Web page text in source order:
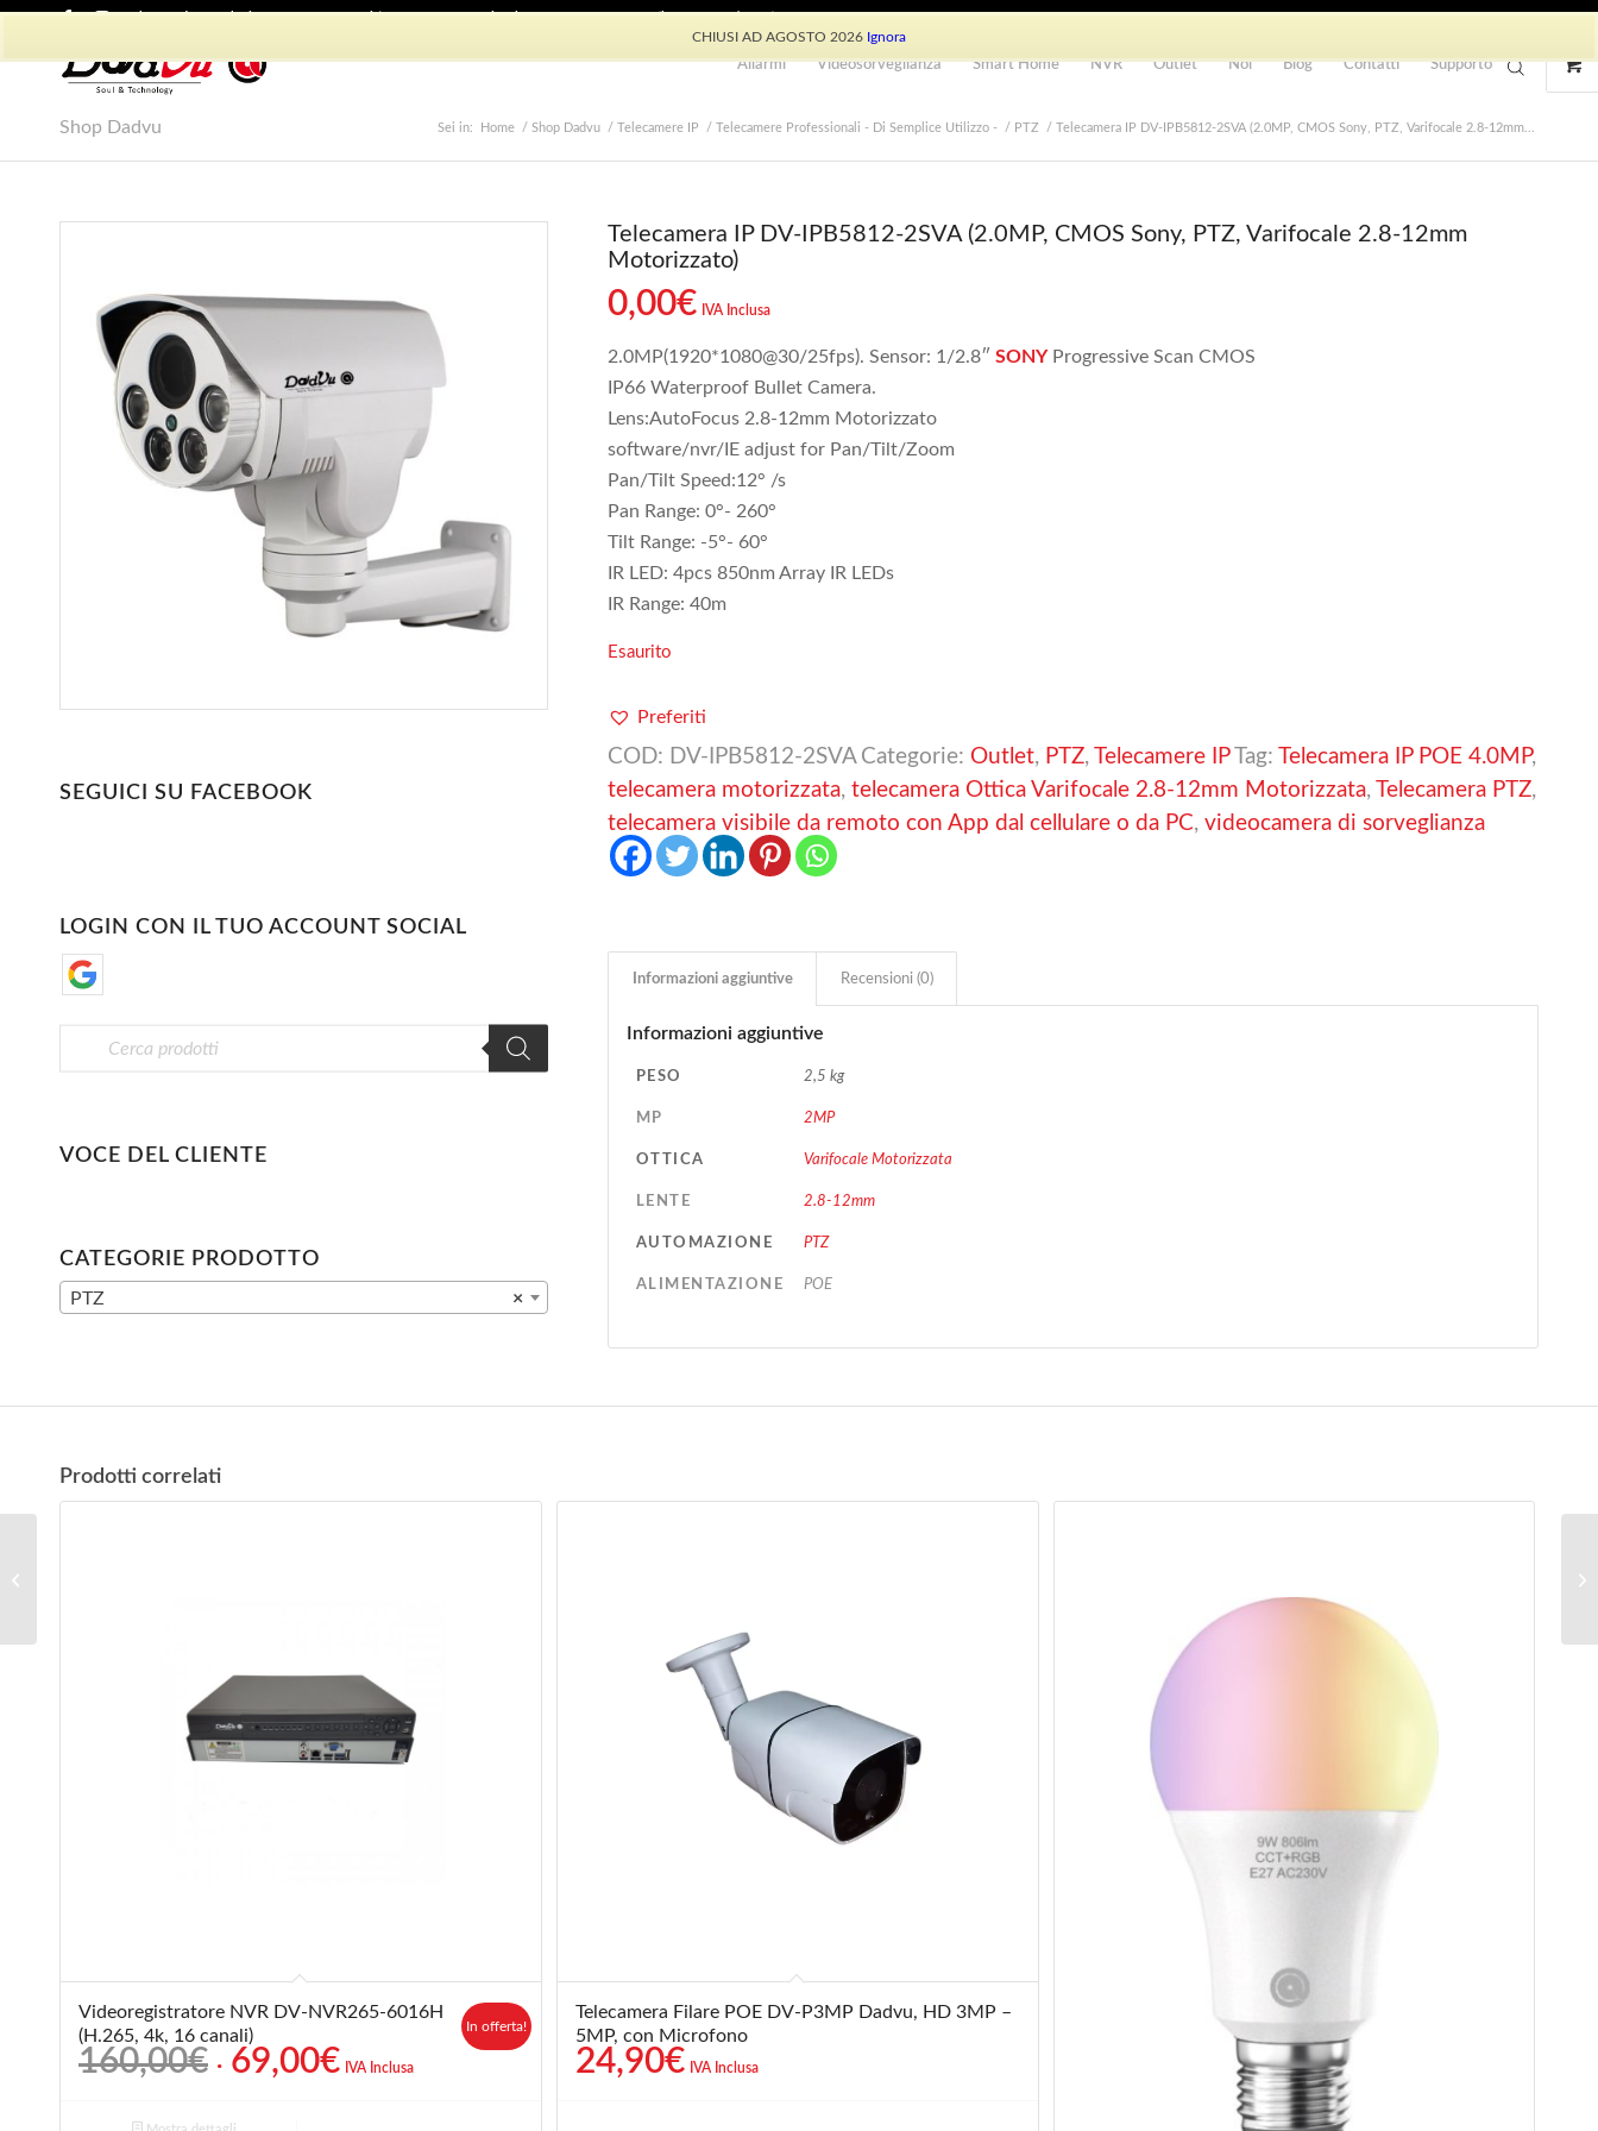
CHIUSI AD AGOSTO 2026 Ignora
Allarmi Videosorveglianza Smart Home NVR Outlet Noi Blog Contatti Supporto
Shop Dadvu Sei in: Home / Shop Dadvu / Telecamere IP / Telecamere Professionali - Di Semplice Utilizzo - / PTZ / Telecamera IP DV-IPB5812-2SVA (2.0MP, CMOS Sony, PTZ, Varifocale 2.8-12mm...
SEGUICI SU FACEBOOK
LOGIN CON IL TUO ACCOUNT SOCIAL
VOCE DEL CLIENTE
CATEGORIE PRODOTTO
×
PTZ
Telecamera IP DV-IPB5812-2SVA (2.0MP, CMOS Sony, PTZ, Varifocale 2.8-12mm
Motorizzato)
0,00€ IVA Inclusa
2.0MP(1920*1080@30/25fps). Sensor: 1/2.8″ SONYProgressive Scan CMOS
IP66 Waterproof Bullet Camera.
Lens:AutoFocus 2.8-12mm Motorizzato
software/nvr/IE adjust for Pan/Tilt/Zoom
Pan/Tilt Speed:12° /s
Pan Range: 0°- 260°
Tilt Range: -5°- 60°
IR LED: 4pcs 850nm Array IR LEDs
IR Range: 40m
Esaurito
Preferiti
COD: DV-IPB5812-2SVA Categorie: Outlet, PTZ, Telecamere IPTag: Telecamera IP POE 4.0MP,
telecamera motorizzata, telecamera Ottica Varifocale 2.8-12mm Motorizzata, Telecamera PTZ,
telecamera visibile da remoto con App dal cellulare o da PC, videocamera di sorveglianza
Informazioni aggiuntive Recensioni (0)
Informazioni aggiuntive
PESO 2,5 kg
MP 2MP
OTTICA Varifocale Motorizzata
LENTE 2.8-12mm
AUTOMAZIONE PTZ
ALIMENTAZIONE POE
Prodotti correlati
Videoregistratore NVR DV-NVR265-6016H
(H.265, 4k, 16 canali)
160,00€ Il
prezzo
originale
69,00€IlIVA Inclusa
In offerta!
Telecamera Filare POE DV-P3MP Dadvu, HD 3MP –
5MP, con Microfono
24,90€ IVA Inclusa